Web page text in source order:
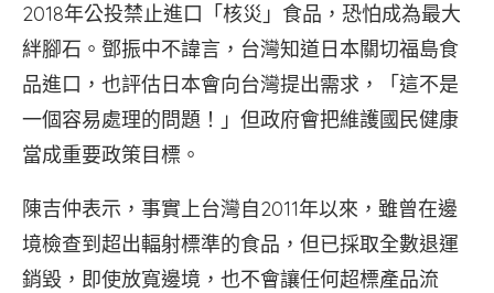
2018年公投禁止進口「核災」食品，恐怕成為最大
絆腳石。鄧振中不諱言，台灣知道日本關切福島食
品進口，也評估日本會向台灣提出需求，「這不是
一個容易處理的問題！」但政府會把維護國民健康
當成重要政策目標。
陳吉仲表示，事實上台灣自2011年以來，雖曾在邊
境檢查到超出輻射標準的食品，但已採取全數退運
銷毀，即使放寬邊境，也不會讓任何超標產品流